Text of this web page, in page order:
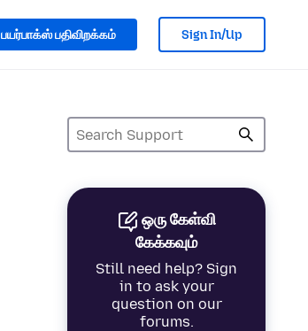
பயர்பாக்ஸ் பதிவிறக்கம் Sign In/Up
ஒரு கேள்வி
கேக்கவும்
Still need help? Sign
in to ask your
question on our
forums.